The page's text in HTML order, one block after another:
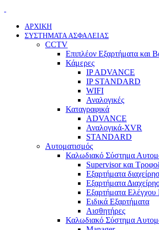
ΑΡΧΙΚΗ
ΣΥΣΤΗΜΑΤΑ ΑΣΦΑΛΕΙΑΣ
CCTV
Επιπλέον Εξαρτήματα και
Κάμερες
IP ADVANCE
IP STANDARD
WIFI
Αναλογικές
Καταγραφικά
ADVANCE
Αναλογικά-XVR
STANDARD
Αυτοματισμός
Καλωδιακό Σύστημα
Supervisor και
Εξαρτήματα
Εξαρτήματα
Εξαρτήματα
Ειδικά Εξαρτήματα
Αισθητήρες
Καλωδιακό Σύστημα